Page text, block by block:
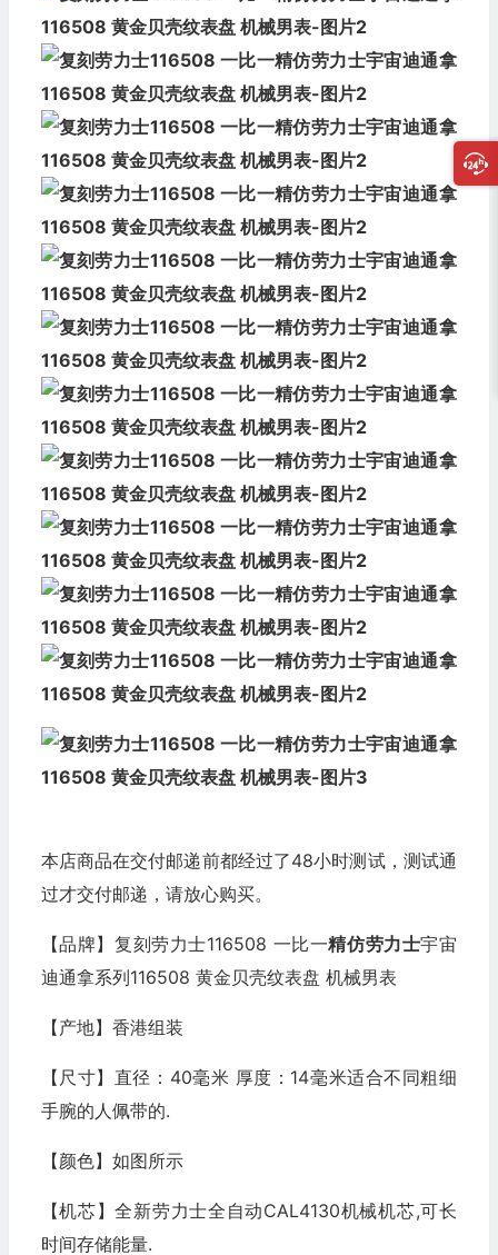
本店商品在交付邮递前都经过了48小时测试，测试通
过才交付邮递，请放心购买。
【品牌】复刻劳力士116508 一比一精仿劳力士宇宙
迪通拿系列116508 黄金贝壳纹表盘 机械男表
【产地】香港组装
【尺寸】直径：40毫米 厚度：14毫米适合不同粗细
手腕的人佩带的.
【颜色】如图所示
【机芯】全新劳力士全自动CAL4130机械机芯,可长
时间存储能量.